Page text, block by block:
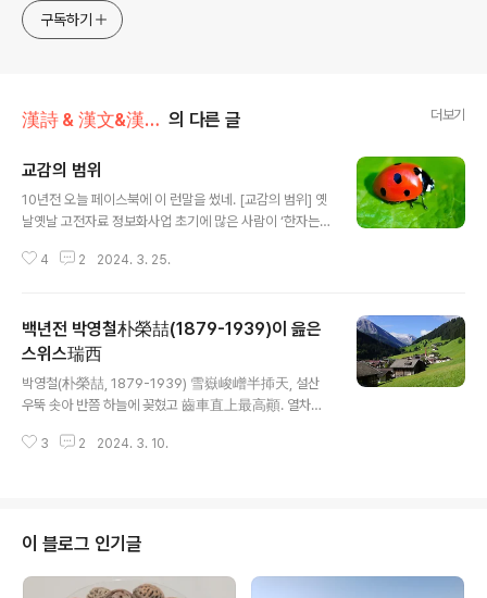
approach will be to resist any common sense or
generalized viewpoint
구독하기
漢詩 & 漢文&漢文法 의 다른 글 더보기
교감의 범위
10년전 오늘 페이스북에 이 런말을 썼네. [교감의 범위] 옛
날옛날 고전자료 정보화사업 초기에 많은 사람이 ‘한자는
은 글자가 ‘그 대표자라는 것’으로 고쳐 입력되었다. 이건
‘虫’을 ‘蟲’으로 고쳐놓았고, 에, 이라는 한시가 있는데, 이
걸 교감하여 이라고 고치고, 시 내용에서도 ‘有虫有虫小
如蠶’을 ‘有蟲有蟲小如蠶’으로 고쳐 놓았다. 이러한 것
이 대단히 많다. 시를 지은이가 아무 생각 없이 쓴 글자라
면, 고쳐도 무방하겠으나, 지은이가 생각을 갖고 쓴 글이라
면, 글자를 고치면 안 된다. 초충(草虫)은 ‘풀벌레 한 마
4 2 2024. 3. 25.
백년전 박영철朴榮喆(1879-1939)이 읊은
스위스瑞西
박영철(朴榮喆, 1879-1939) 雪嶽峻嶒半揷天, 설산
우뚝 솟아 반쯤 하늘에 꽂혔고 齒車直上最高顚. 열차는
민국은 바둑판과 같은데 歷歷風烟來眼前. 역력히 멋진
거늘 金剛絶勝爲比肩. 금강산의 절경이 이에 비견되리
라. ≪구주음초(歐洲吟草)≫(1928) 유럽 주유 중인 조성
환 선생 소개 옮김이다.
3 2 2024. 3. 10.
이 블로그 인기글